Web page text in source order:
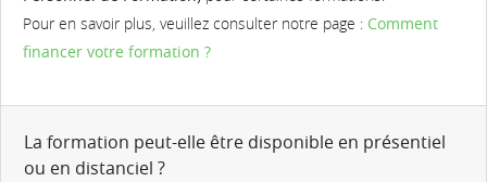
Pour en savoir plus, veuillez consulter notre page : Comment
financer votre formation ?
La formation peut-elle être disponible en présentiel
ou en distanciel ?